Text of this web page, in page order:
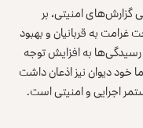
گزارش‌های امنیتی، بر
به قربانیان و بهبود
رسیدگی‌ها به افزایش توجه
دیوان نیز اذعان داشت
اجرایی و امنیتی است.